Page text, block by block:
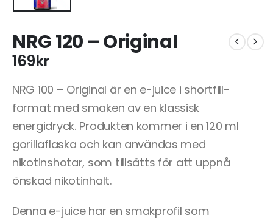
NRG 120 – Original
169kr
NRG 100 – Original är en e-juice i shortfill-
format med smaken av en klassisk
energidryck. Produkten kommer i en 120 ml
gorillaflaska och kan användas med
nikotinshotar, som tillsätts för att uppnå
önskad nikotinhalt.
Denna e-juice har en smakprofil som